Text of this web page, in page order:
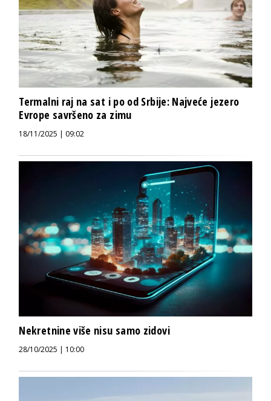
Termalni raj na sat i po od Srbije: Najveće jezero
Evrope savršeno za zimu
18/11/2025 | 09:02
Nekretnine više nisu samo zidovi
28/10/2025 | 10:00